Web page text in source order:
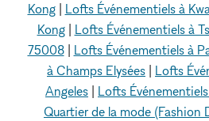
Kong| Lofts Événementiels à
Kong| Lofts Événementiels à
75008| Lofts Événementiels à
à Champs Elysées
Lofts
Angeles
Lofts
Quartier de la mode (Fashion